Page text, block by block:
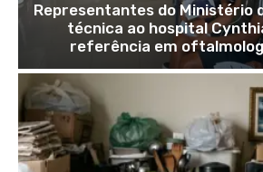
Representantes do Ministério
técnica ao hospital
referência em